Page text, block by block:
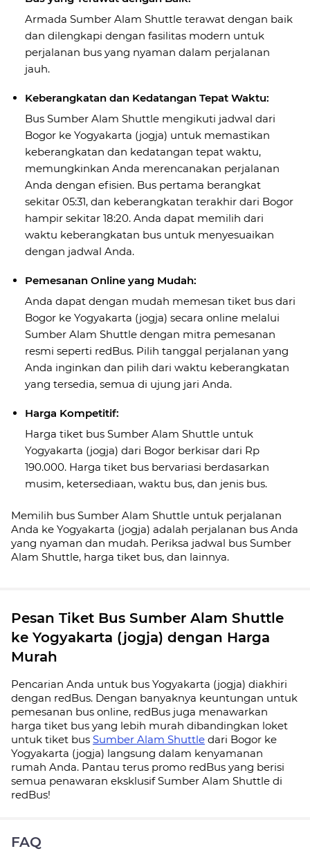
Armada Sumber Alam Shuttle terawat dengan baik
dan dilengkapi dengan fasilitas modern untuk
perjalanan bus yang nyaman dalam perjalanan
jauh.
Keberangkatan dan Kedatangan Tepat Waktu:
Bus Sumber Alam Shuttle mengikuti jadwal dari
Bogor ke Yogyakarta (jogja) untuk memastikan
keberangkatan dan kedatangan tepat waktu,
memungkinkan Anda merencanakan perjalanan
Anda dengan efisien. Bus pertama berangkat
sekitar 05:31, dan keberangkatan terakhir dari Bogor
hampir sekitar 18:20. Anda dapat memilih dari
waktu keberangkatan bus untuk menyesuaikan
dengan jadwal Anda.
Pemesanan Online yang Mudah:
Anda dapat dengan mudah memesan tiket bus dari
Bogor ke Yogyakarta (jogja) secara online melalui
Sumber Alam Shuttle dengan mitra pemesanan
resmi seperti redBus. Pilih tanggal perjalanan yang
Anda inginkan dan pilih dari waktu keberangkatan
yang tersedia, semua di ujung jari Anda.
Harga Kompetitif:
Harga tiket bus Sumber Alam Shuttle untuk
Yogyakarta (jogja) dari Bogor berkisar dari Rp
190.000. Harga tiket bus bervariasi berdasarkan
musim, ketersediaan, waktu bus, dan jenis bus.
Memilih bus Sumber Alam Shuttle untuk perjalanan
Anda ke Yogyakarta (jogja) adalah perjalanan bus Anda
yang nyaman dan mudah. Periksa jadwal bus Sumber
Alam Shuttle, harga tiket bus, dan lainnya.
Pesan Tiket Bus Sumber Alam Shuttle
ke Yogyakarta (jogja) dengan Harga
Murah
Pencarian Anda untuk bus Yogyakarta (jogja) diakhiri
dengan redBus. Dengan banyaknya keuntungan untuk
pemesanan bus online, redBus juga menawarkan
harga tiket bus yang lebih murah dibandingkan loket
untuk tiket bus Sumber Alam Shuttle dari Bogor ke
Yogyakarta (jogja) langsung dalam kenyamanan
rumah Anda. Pantau terus promo redBus yang berisi
semua penawaran eksklusif Sumber Alam Shuttle di
redBus!
FAQ